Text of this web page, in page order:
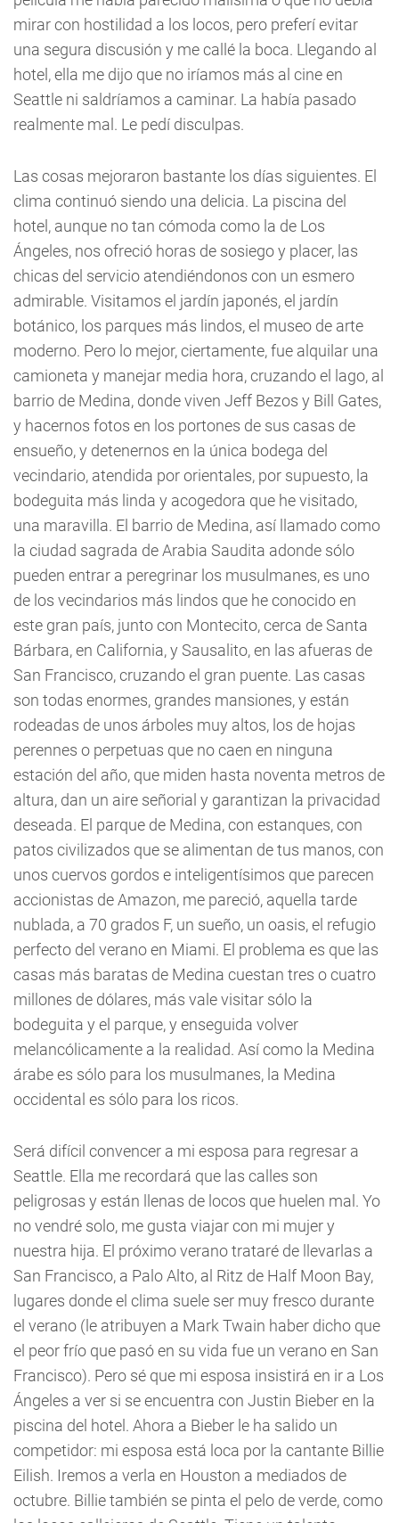
mirar con hostilidad a los locos, pero preferí evitar
una segura discusión y me callé la boca. Llegando al
hotel, ella me dijo que no iríamos más al cine en
Seattle ni saldríamos a caminar. La había pasado
realmente mal. Le pedí disculpas.
Las cosas mejoraron bastante los días siguientes. El
clima continuó siendo una delicia. La piscina del
hotel, aunque no tan cómoda como la de Los
Ángeles, nos ofreció horas de sosiego y placer, las
chicas del servicio atendiéndonos con un esmero
admirable. Visitamos el jardín japonés, el jardín
botánico, los parques más lindos, el museo de arte
moderno. Pero lo mejor, ciertamente, fue alquilar una
camioneta y manejar media hora, cruzando el lago, al
barrio de Medina, donde viven Jeff Bezos y Bill Gates,
y hacernos fotos en los portones de sus casas de
ensueño, y detenernos en la única bodega del
vecindario, atendida por orientales, por supuesto, la
bodeguita más linda y acogedora que he visitado,
una maravilla. El barrio de Medina, así llamado como
la ciudad sagrada de Arabia Saudita adonde sólo
pueden entrar a peregrinar los musulmanes, es uno
de los vecindarios más lindos que he conocido en
este gran país, junto con Montecito, cerca de Santa
Bárbara, en California, y Sausalito, en las afueras de
San Francisco, cruzando el gran puente. Las casas
son todas enormes, grandes mansiones, y están
rodeadas de unos árboles muy altos, los de hojas
perennes o perpetuas que no caen en ninguna
estación del año, que miden hasta noventa metros de
altura, dan un aire señorial y garantizan la privacidad
deseada. El parque de Medina, con estanques, con
patos civilizados que se alimentan de tus manos, con
unos cuervos gordos e inteligentísimos que parecen
accionistas de Amazon, me pareció, aquella tarde
nublada, a 70 grados F, un sueño, un oasis, el refugio
perfecto del verano en Miami. El problema es que las
casas más baratas de Medina cuestan tres o cuatro
millones de dólares, más vale visitar sólo la
bodeguita y el parque, y enseguida volver
melancólicamente a la realidad. Así como la Medina
árabe es sólo para los musulmanes, la Medina
occidental es sólo para los ricos.
Será difícil convencer a mi esposa para regresar a
Seattle. Ella me recordará que las calles son
peligrosas y están llenas de locos que huelen mal. Yo
no vendré solo, me gusta viajar con mi mujer y
nuestra hija. El próximo verano trataré de llevarlas a
San Francisco, a Palo Alto, al Ritz de Half Moon Bay,
lugares donde el clima suele ser muy fresco durante
el verano (le atribuyen a Mark Twain haber dicho que
el peor frío que pasó en su vida fue un verano en San
Francisco). Pero sé que mi esposa insistirá en ir a Los
Ángeles a ver si se encuentra con Justin Bieber en la
piscina del hotel. Ahora a Bieber le ha salido un
competidor: mi esposa está loca por la cantante Billie
Eilish. Iremos a verla en Houston a mediados de
octubre. Billie también se pinta el pelo de verde, como